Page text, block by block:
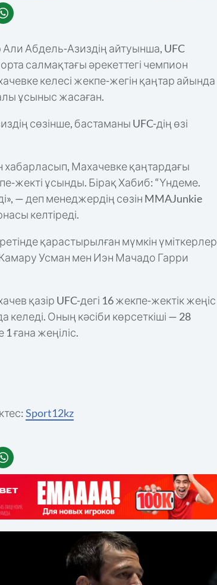
Абдель-Азиздің айтуынша, UFC
салмақтағы әрекеттегі чемпион
келесі жекпе-жегін қаңтар айында
ұсыныс жасаған.
сөзінше, бастаманы UFC-дің өзі
хабарласып, Махачевке қаңтардағы
жекті ұсынды. Бірақ Хабиб: “Үндеме.
— деп менеджердің сөзін MMAJunkie
келтіреді.
қарастырылған мүмкін үміткерлер
Усман мен Иэн Мачадо Гарри
қазір UFC-дегі 16 жекпе-жектік жеңіс
келеді. Оның кәсіби көрсеткіші — 28
ғана жеңіліс.
Sport12kz